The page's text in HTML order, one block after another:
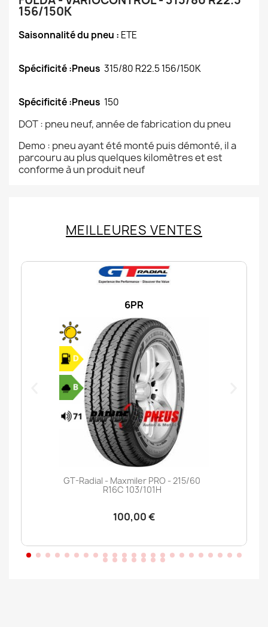
156/150K
Saisonnalité du pneu : ETE
Spécificité :Pneus 315/80 R22.5 156/150K
Spécificité :Pneus 150
DOT : pneu neuf, année de fabrication du pneu
Demo : pneu ayant été monté puis démonté, il a
parcouru au plus quelques kilomètres et est
conforme à un produit neuf
MEILLEURES VENTES
6PR
GT-Radial - Maxmiler PRO - 215/60
R16C 103/101H
100,00 €